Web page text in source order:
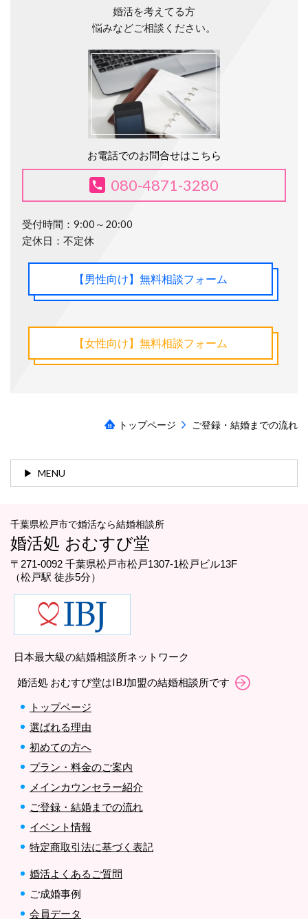
婚活を考えてる方
悩みなどご相談ください。
お電話でのお問合せはこちら
080-4871-3280
受付時間：9:00～20:00
定休日：不定休
【男性向け】無料相談フォーム
【女性向け】無料相談フォーム
トップページ ご登録・結婚までの流れ
MENU
千葉県松戸市で婚活なら結婚相談所
婚活処 おむすび堂
〒271-0092 千葉県松戸市松戸1307-1松戸ビル13F
（松戸駅 徒歩5分）
日本最大級の結婚相談所ネットワーク
婚活処 おむすび堂はIBJ加盟の結婚相談所です
トップページ
選ばれる理由
初めての方へ
プラン・料金のご案内
メインカウンセラー紹介
ご登録・結婚までの流れ
イベント情報
特定商取引法に基づく表記
婚活よくあるご質問
ご成婚事例
会員データ